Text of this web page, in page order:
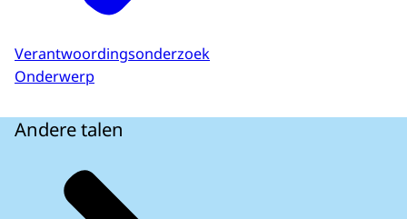
Verantwoordingsonderzoek
Onderwerp
Andere talen